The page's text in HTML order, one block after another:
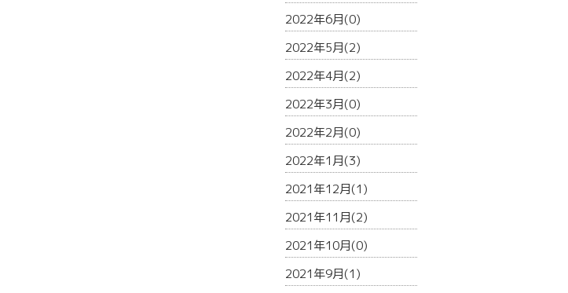
2022年6月(0)
2022年5月(2)
2022年4月(2)
2022年3月(0)
2022年2月(0)
2022年1月(3)
2021年12月(1)
2021年11月(2)
2021年10月(0)
2021年9月(1)